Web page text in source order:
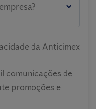
da Anticimex
comunicações de
promoções e